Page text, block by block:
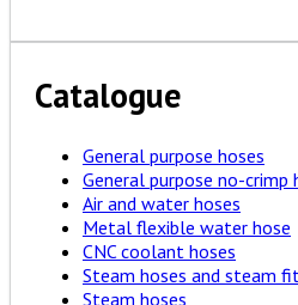
Catalogue
General purpose hoses
General purpose no-crimp
Air and water hoses
Metal flexible water hose
CNC coolant hoses
Steam hoses and steam
Steam hoses